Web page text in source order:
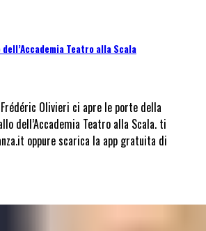
Teatro alla Scala
Olivieri ci apre le porte della
dell’Accademia Teatro alla Scala. ti
oppure scarica la app gratuita di